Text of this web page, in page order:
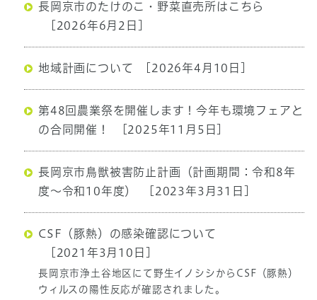
長岡京市のたけのこ・野菜直売所はこちら
[2026年6月2日]
地域計画について [2026年4月10日]
第48回農業祭を開催します！今年も環境フェアと
の合同開催！
[2025年11月5日]
長岡京市鳥獣被害防止計画（計画期間：令和8年
度～令和10年度）
[2023年3月31日]
CSF（豚熱）の感染確認について
[2021年3月10日]
長岡京市浄土谷地区にて野生イノシシからCSF（豚熱）
ウィルスの陽性反応が確認されました。